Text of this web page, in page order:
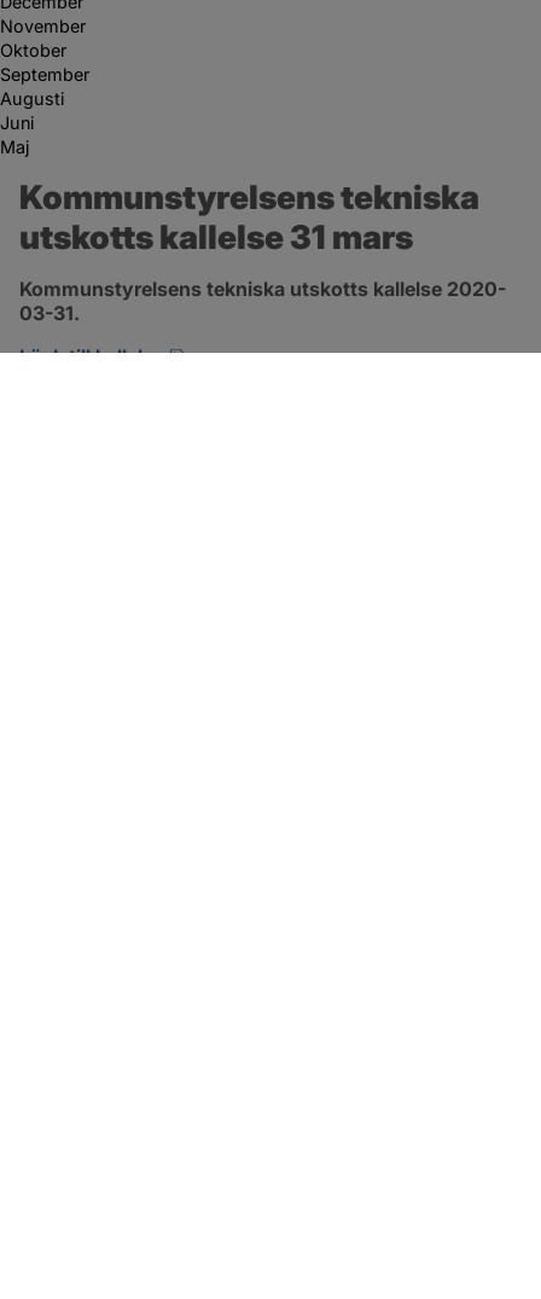
November
Oktober
September
Augusti
Juni
Maj
Kommunstyrelsens tekniska
utskotts kallelse 31 mars
Kommunstyrelsens tekniska utskotts kallelse 2020-
03-31.
Länk till kallelse
pdf, öppnas i nytt fönster.